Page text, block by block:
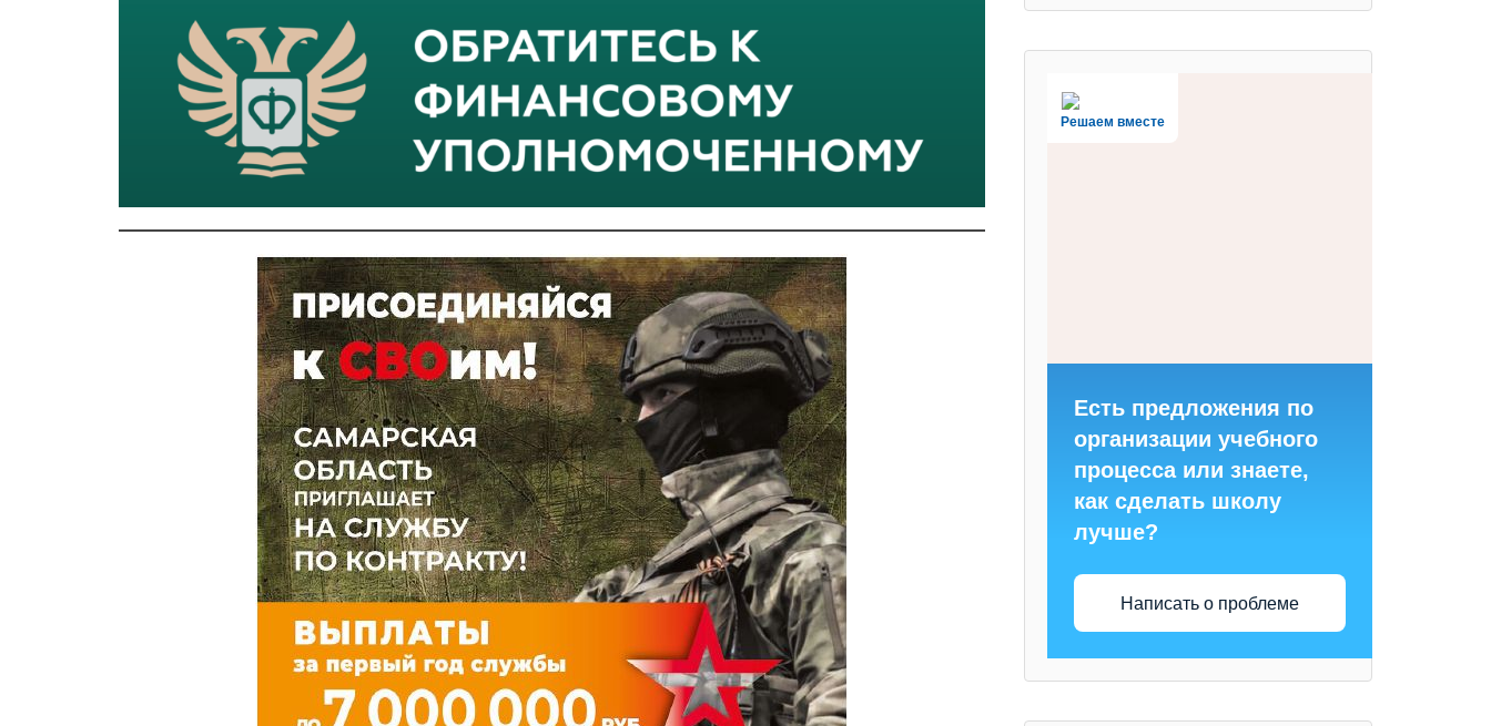
Решаем вместе
Есть предложения по
организации учебного
процесса или знаете,
как сделать школу
лучше?
Написать о проблеме